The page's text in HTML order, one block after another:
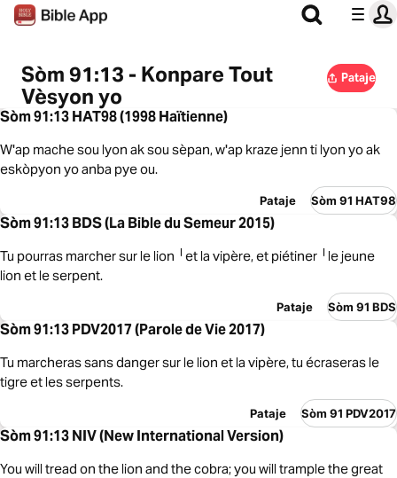
Sòm 91:13 - Konpare Tout
Vèsyon yo
Pataje
Sòm 91:13 HAT98 (1998 Haïtienne)
W'ap mache sou lyon ak sou sèpan, w'ap kraze jenn ti lyon yo ak
eskòpyon yo anba pye ou.
Pataje Sòm 91 HAT98
Sòm 91:13 BDS (La Bible du Semeur 2015)
Tu pourras marcher sur le lion ╵et la vipère, et piétiner ╵le jeune
lion et le serpent.
Pataje Sòm 91 BDS
Sòm 91:13 PDV2017 (Parole de Vie 2017)
Tu marcheras sans danger sur le lion et la vipère, tu écraseras le
tigre et les serpents.
Pataje Sòm 91 PDV2017
Sòm 91:13 NIV (New International Version)
You will tread on the lion and the cobra; you will trample the great